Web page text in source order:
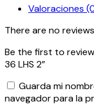
Valoraciones
There are no
Be the first to
36 LHS 2”
Guarda mi
navegador para la